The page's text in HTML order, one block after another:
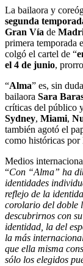
La bailaora y
segunda
Gran Vía de
primera temporada
colgó el cartel de “
el 4 de junio,
“Alma” es, sin
bailaora Sara
críticas del público
Sydney, Miami,
también agotó el
como históricas por
Medios
“Con “Alma” ha
identidades
reflejo de la
corolario del doble
descubrirnos con
identidad, la del
la más
que ella misma
sólo los elegidos